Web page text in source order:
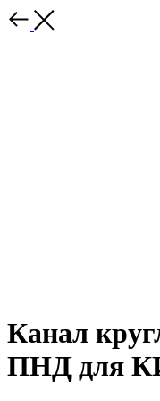
Канал
ПНД для